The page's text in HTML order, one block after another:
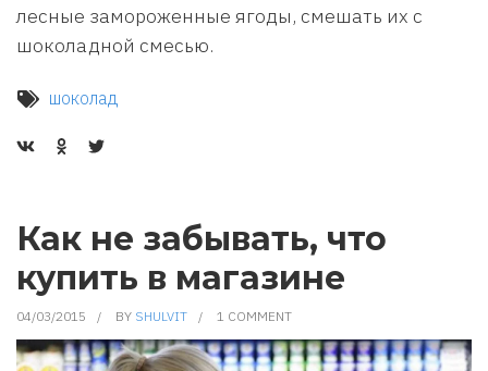
лесные замороженные ягоды, смешать их с
шоколадной смесью.
шоколад
Как не забывать, что
купить в магазине
04/03/2015 BY SHULVIT 1 COMMENT